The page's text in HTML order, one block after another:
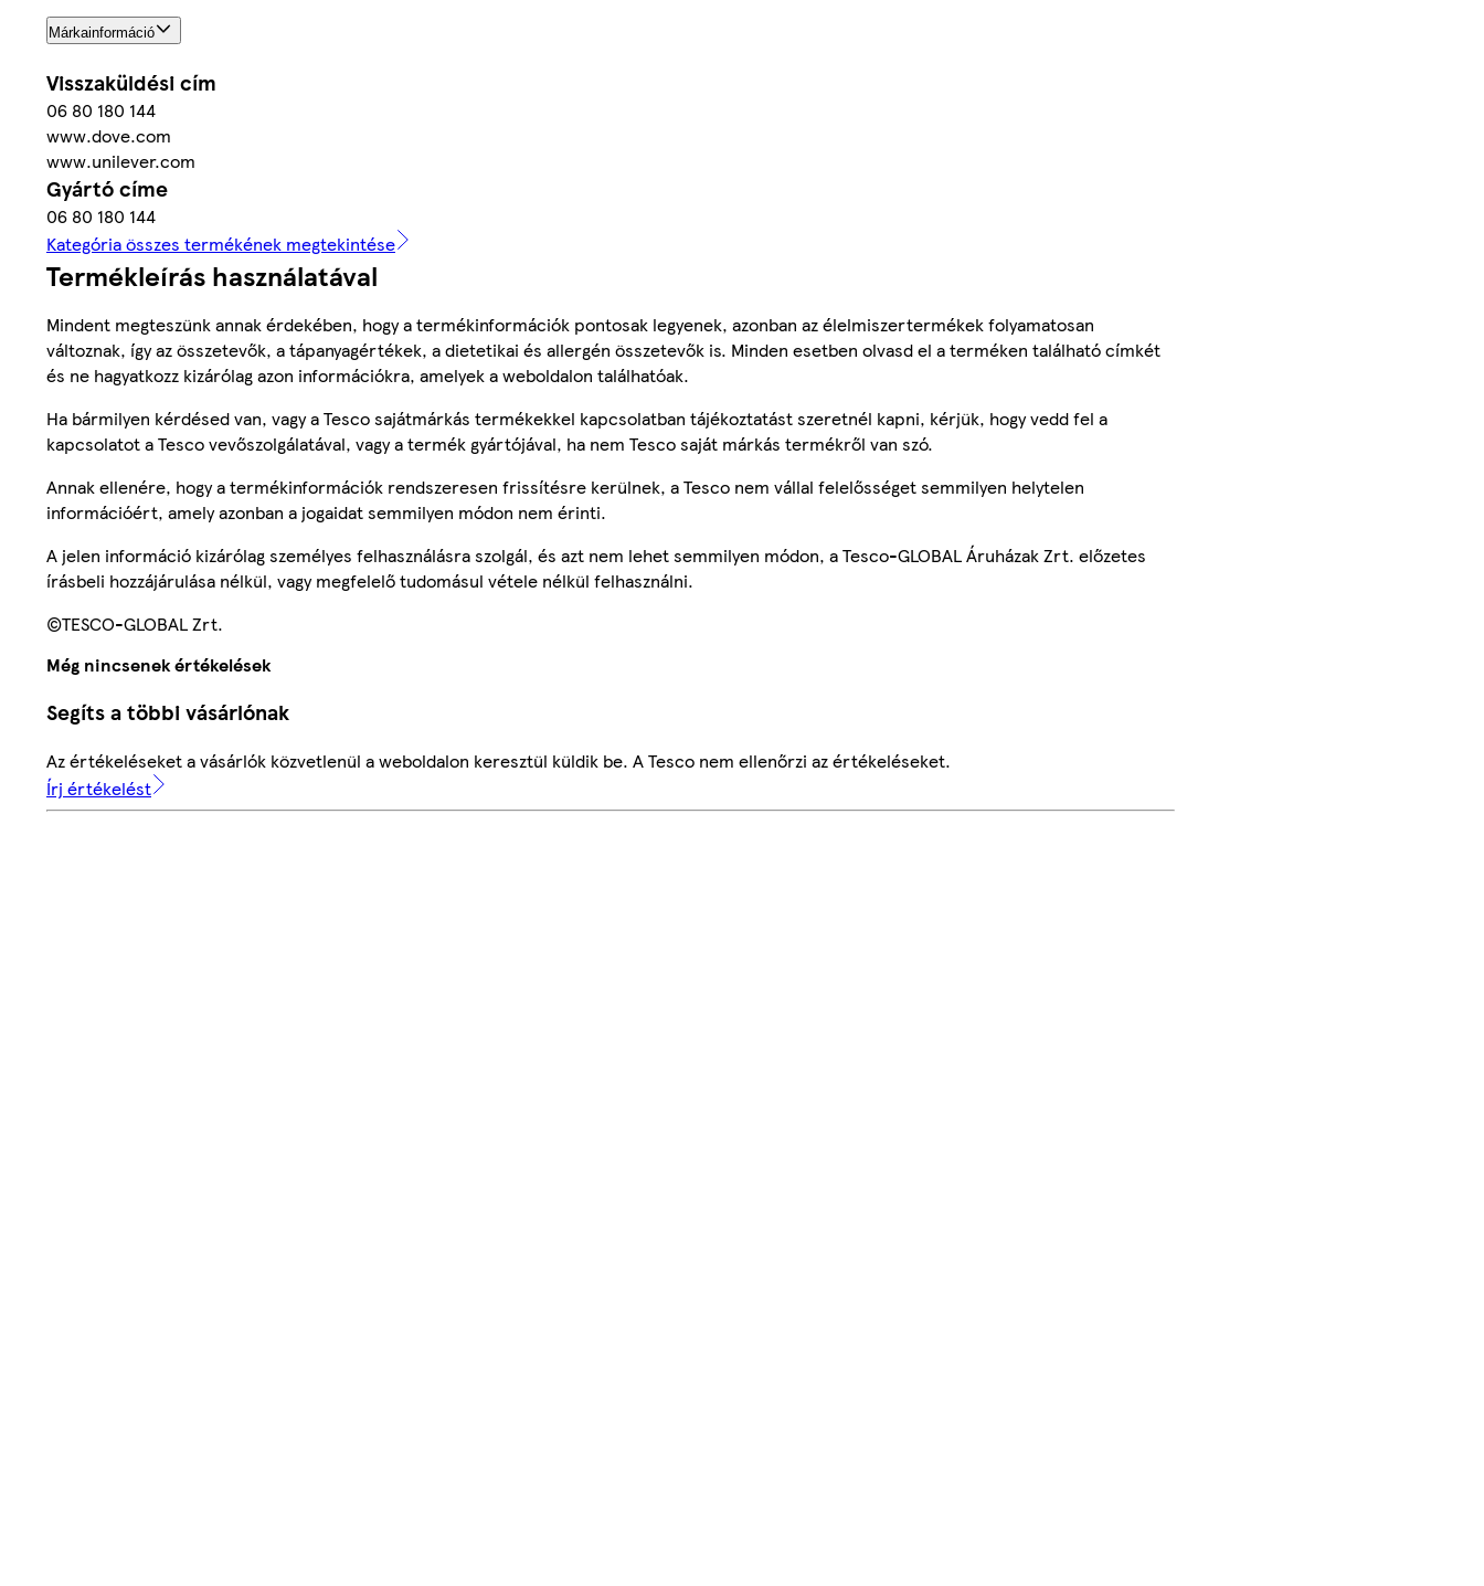
Márkainformáció
Visszaküldési cím
06 80 180 144
www.dove.com
www.unilever.com
Gyártó címe
06 80 180 144
Kategória összes termékének megtekintése
Termékleírás használatával
Mindent megteszünk annak érdekében, hogy a termékinformációk pontosak legyenek, azonban az élelmiszertermékek folyamatosan
változnak, így az összetevők, a tápanyagértékek, a dietetikai és allergén összetevők is. Minden esetben olvasd el a terméken található címkét
és ne hagyatkozz kizárólag azon információkra, amelyek a weboldalon találhatóak.
Ha bármilyen kérdésed van, vagy a Tesco sajátmárkás termékekkel kapcsolatban tájékoztatást szeretnél kapni, kérjük, hogy vedd fel a
kapcsolatot a Tesco vevőszolgálatával, vagy a termék gyártójával, ha nem Tesco saját márkás termékről van szó.
Annak ellenére, hogy a termékinformációk rendszeresen frissítésre kerülnek, a Tesco nem vállal felelősséget semmilyen helytelen
információért, amely azonban a jogaidat semmilyen módon nem érinti.
A jelen információ kizárólag személyes felhasználásra szolgál, és azt nem lehet semmilyen módon, a Tesco-GLOBAL Áruházak Zrt. előzetes
írásbeli hozzájárulása nélkül, vagy megfelelő tudomásul vétele nélkül felhasználni.
©TESCO-GLOBAL Zrt.
Még nincsenek értékelések
Segíts a többi vásárlónak
Az értékeléseket a vásárlók közvetlenül a weboldalon keresztül küldik be. A Tesco nem ellenőrzi az értékeléseket.
Írj értékelést